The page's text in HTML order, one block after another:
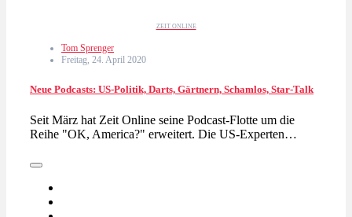
ZEIT ONLINE
Tom Sprenger
Freitag, 24. April 2020
Neue Podcasts: US-Politik, Darts, Gärtnern, Schamlos, Star-Talk
Seit März hat Zeit Online seine Podcast-Flotte um die
Reihe "OK, America?" erweitert. Die US-Experten…